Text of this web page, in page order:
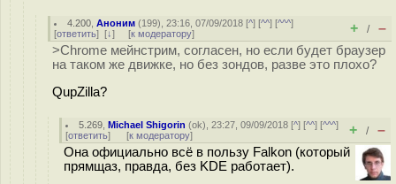
4.200 ,Аноним (199), 23:16, 07/09/2018 [^] [^^] [^^^]
[ответить] [↓] [к модератору] + / –
>Chrome мейнстрим, согласен, но если будет браузер
на таком же движке, но без зондов, разве это плохо?
QupZilla?
5.269 ,Michael Shigorin (ok), 23:27, 09/09/2018 [^] [^^] [^^^]
[ответить] [к модератору] + / –
Она официально всё в пользу Falkon (который
прямщаз, правда, без KDE работает).